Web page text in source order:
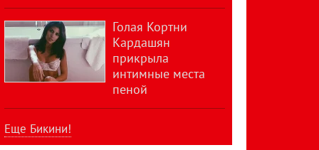
Голая Кортни
Кардашян
прикрыла
интимные места
пеной
Еще Бикини!